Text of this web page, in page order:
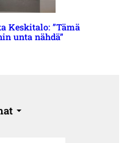
Keskitalo: ”Tämä
unta nähdä”